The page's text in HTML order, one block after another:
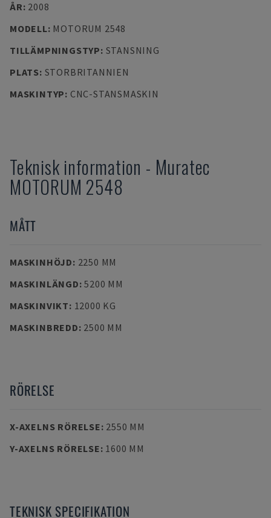
ÅR: 2008
MODELL: MOTORUM 2548
TILLÄMPNINGSTYP: STANSNING
PLATS: STORBRITANNIEN
MASKINTYP: CNC-STANSMASKIN
Teknisk information - Muratec
MOTORUM 2548
MÅTT
MASKINHÖJD: 2250 MM
MASKINLÄNGD:5200 MM
MASKINVIKT: 12000 KG
MASKINBREDD: 2500 MM
RÖRELSE
X-AXELNS RÖRELSE: 2550 MM
Y-AXELNS RÖRELSE: 1600 MM
TEKNISK SPECIFIKATION